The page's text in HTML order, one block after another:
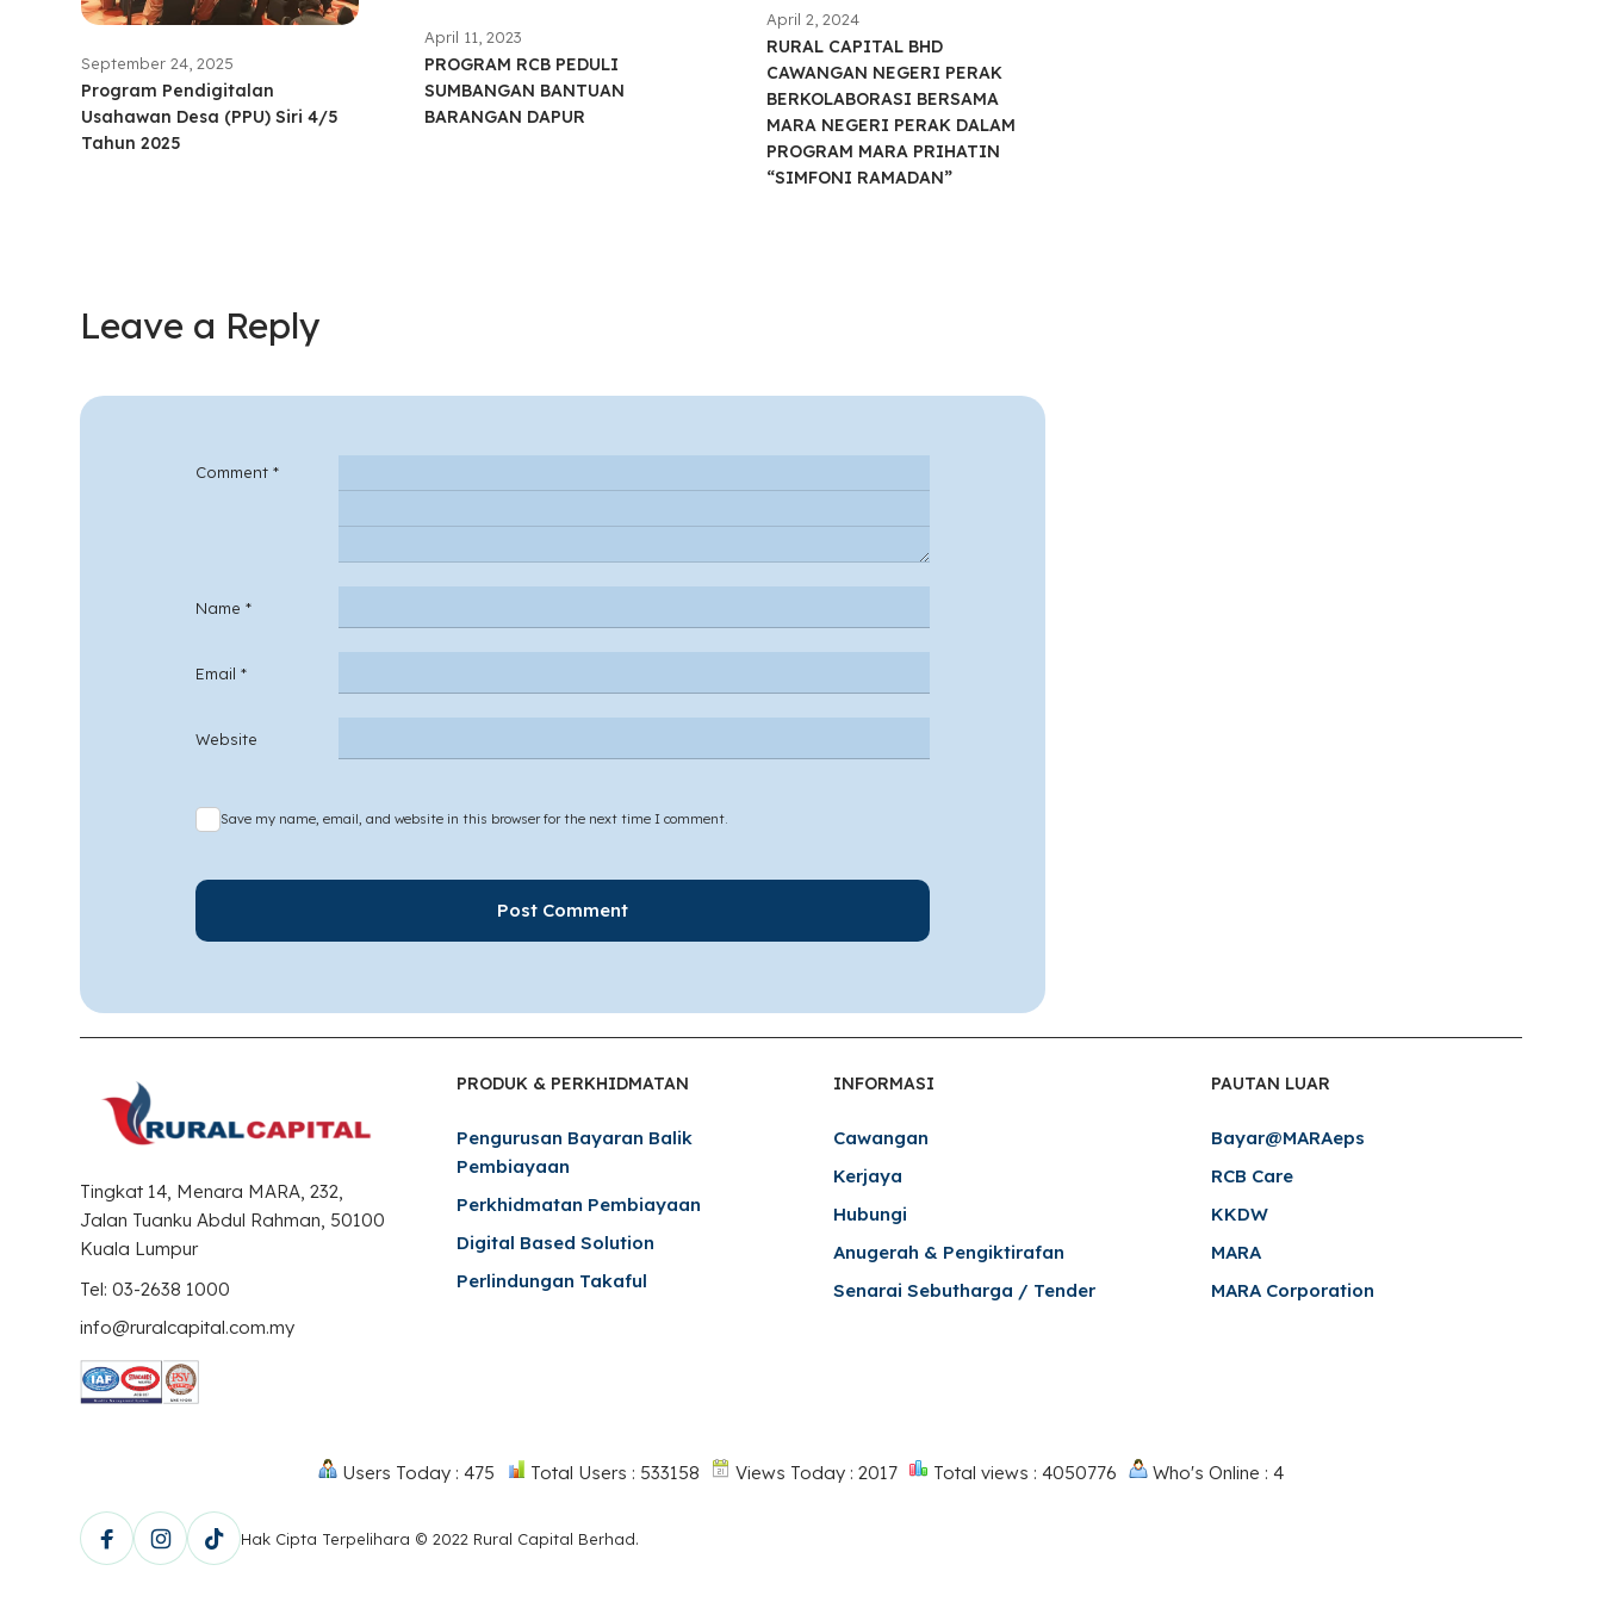
September 24, 2025
Program Pendigitalan
Usahawan Desa (PPU) Siri 4/5
Tahun 2025
April 11, 2023
PROGRAM RCB PEDULI
SUMBANGAN BANTUAN
BARANGAN DAPUR
April 2, 2024
RURAL CAPITAL BHD
CAWANGAN NEGERI PERAK
BERKOLABORASI BERSAMA
MARA NEGERI PERAK DALAM
PROGRAM MARA PRIHATIN
“SIMFONI RAMADAN”
Leave a Reply
Comment*
Name*
Email*
Website
Save my name, email, and website in this browser for the next time I comment.
Users Today : 475 Total Users : 533158 Views Today : 2017 Total views : 4050776 Who's Online : 4
Tingkat 14, Menara MARA, 232,
Jalan Tuanku Abdul Rahman, 50100
Kuala Lumpur
Tel: 03-2638 1000
info@ruralcapital.com.my
PRODUK & PERKHIDMATAN
Pengurusan Bayaran Balik
Pembiayaan
Perkhidmatan Pembiayaan
Digital Based Solution
Perlindungan Takaful
INFORMASI
Cawangan
Kerjaya
Hubungi
Anugerah & Pengiktirafan
Senarai Sebutharga / Tender
PAUTAN LUAR
Bayar@MARAeps
RCB Care
KKDW
MARA
MARA Corporation
Hak Cipta Terpelihara © 2022 Rural Capital Berhad.